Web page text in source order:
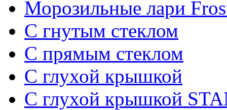
Морозильные лари
С гнутым стеклом
C прямым стеклом
С глухой крышкой
С глухой крышкой